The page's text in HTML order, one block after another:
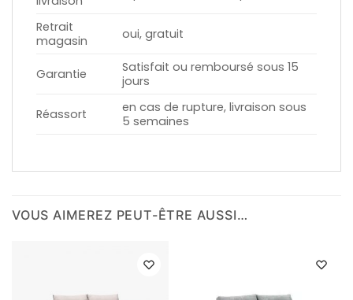
Retrait
magasin
oui, gratuit
Garantie
Satisfait ou remboursé sous 15
jours
Réassort
en cas de rupture, livraison sous
5 semaines
VOUS AIMEREZ PEUT-ÊTRE AUSSI…